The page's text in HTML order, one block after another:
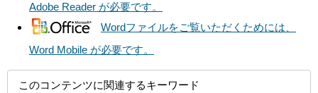
Adobe Reader が必要です。
Wordファイルをご覧いただくためには、
Word Mobile が必要です。
このコンテンツに関連するキーワード